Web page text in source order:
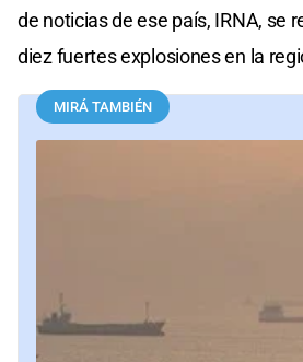
de noticias de ese país, IRNA, se
diez fuertes explosiones en la
MIRÁ TAMBIÉN